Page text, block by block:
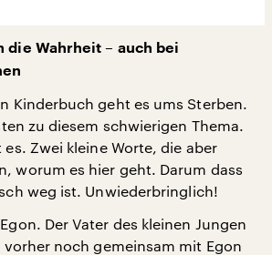
die Wahrheit – auch bei
Kinderbuch geht es ums Sterben.
zu diesem schwierigen Thema.
es. Zwei kleine Worte, die aber
worum es hier geht. Darum dass
weg ist. Unwiederbringlich!
Der Vater des kleinen Jungen
noch gemeinsam mit Egon